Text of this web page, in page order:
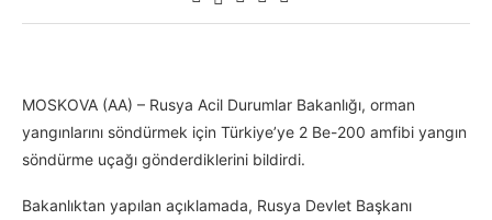
MOSKOVA (AA) – Rusya Acil Durumlar Bakanlığı, orman
yangınlarını söndürmek için Türkiye’ye 2 Be-200 amfibi yangın
söndürme uçağı gönderdiklerini bildirdi.
Bakanlıktan yapılan açıklamada, Rusya Devlet Başkanı